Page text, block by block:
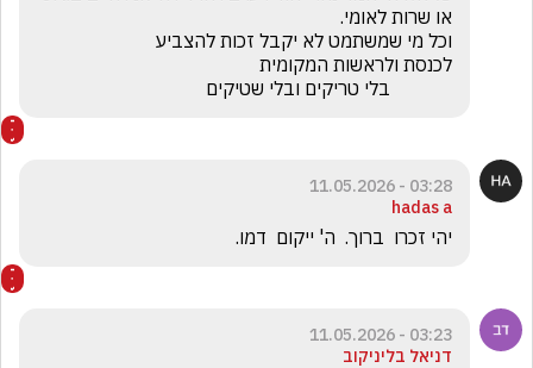
03:28 - 11.05.2026
hadas a
יהי זכרו  ברוך.  ה' ייקום  דמו.
03:23 - 11.05.2026
דניאל בליניקוב